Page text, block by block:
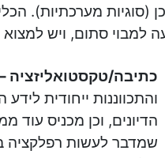
(סוגיות מערכתיות).
למבוי סתום, ויש
כתיבה/טקסטואליזציה
והתכווננות ייחודית
הדיונים, וכן מכניס
שמדבר לעשות רפלקציה